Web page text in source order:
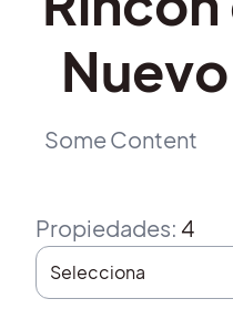
Some Content
Propiedades: 4